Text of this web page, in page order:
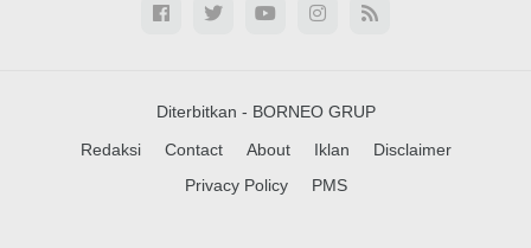
Diterbitkan - BORNEO GRUP
Redaksi
Contact About Iklan
Disclaimer
Privacy Policy
PMS